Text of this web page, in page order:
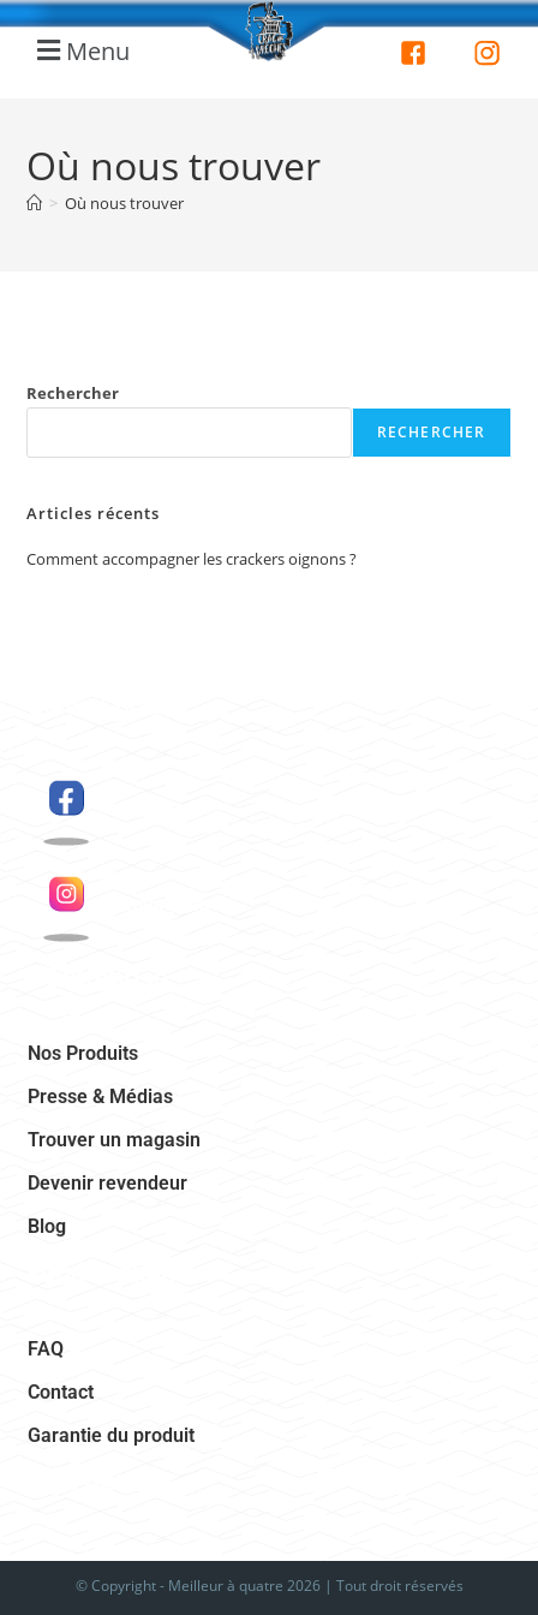
Menu
Où nous trouver
> Où nous trouver
Rechercher
RECHERCHER
Articles récents
Comment accompagner les crackers oignons ?
FAQ
Contact
Garantie du produit
Nos Produits
Presse & Médias
Trouver un magasin
Devenir revendeur
Blog
© Copyright - Meilleur à quatre 2026 | Tout droit réservés